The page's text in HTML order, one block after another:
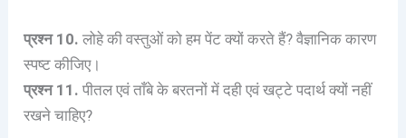
प्रश्न 10. लोहे की वस्तुओं को हम पेंट क्यों करते हैं? वैज्ञानिक कारण
स्पष्ट कीजिए।
प्रश्न 11. पीतल एवं ताँबे के बरतनों में दही एवं खट्टे पदार्थ क्यों नहीं
रखने चाहिए?